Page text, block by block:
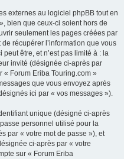
externes au logiciel phpBB tout en
bien que ceux-ci soient hors de
seulement les pages créées par
récupérer l’information que vous
être, et n’est pas limité à : la
invité (désignée ci-après par
« Forum Eriba Touring.com »
que vous envoyez après
ici par « vos messages »).
unique (désigné ci-après
personnel utilisé pour la
par « votre mot de passe »), et
ci-après par « votre
sur « Forum Eriba